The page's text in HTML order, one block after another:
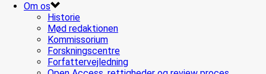
Om os
Historie
Mød redaktionen
Kommissorium
Forskningscentre
Forfattervejledning